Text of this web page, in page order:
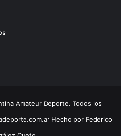
Amateur Deporte. Todos los
Hecho por Federico